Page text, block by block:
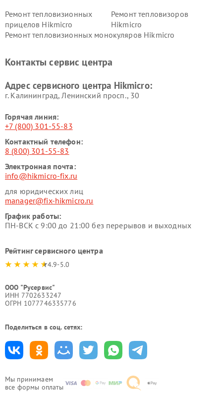
Мы принимаем
все формы оплаты
Ремонт тепловизионных
прицелов Hikmicro
Ремонт тепловизоров
Hikmicro
Ремонт тепловизионных монокуляров Hikmicro
Контакты сервис центра
Адрес сервисного центра Hikmicro:
г. Калининград, Ленинский просп., 30
Горячая линия:
+7 (800) 301-55-83
Контактный телефон:
8 (800) 301-55-83
Электронная почта:
info@hikmicro-fix.ru
для юридических лиц
manager@fix-hikmicro.ru
График работы:
ПН-ВСК с 9:00 до 21:00 без перерывов и выходных
Рейтинг сервисного центра
4.9-5.0
ООО "Русервис"
ИНН 7702633247
ОГРН 1077746335776
Поделиться в соц. сетях: